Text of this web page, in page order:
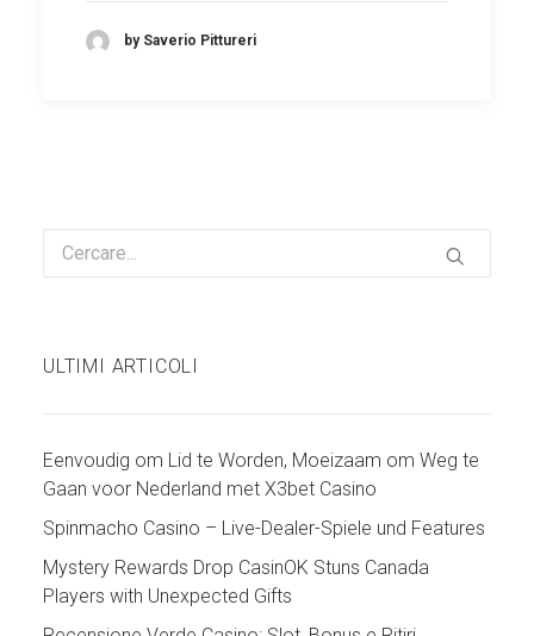
by Saverio Pittureri
ULTIMI ARTICOLI
Eenvoudig om Lid te Worden, Moeizaam om Weg te
Gaan voor Nederland met X3bet Casino
Spinmacho Casino – Live-Dealer-Spiele und Features
Mystery Rewards Drop CasinOK Stuns Canada
Players with Unexpected Gifts